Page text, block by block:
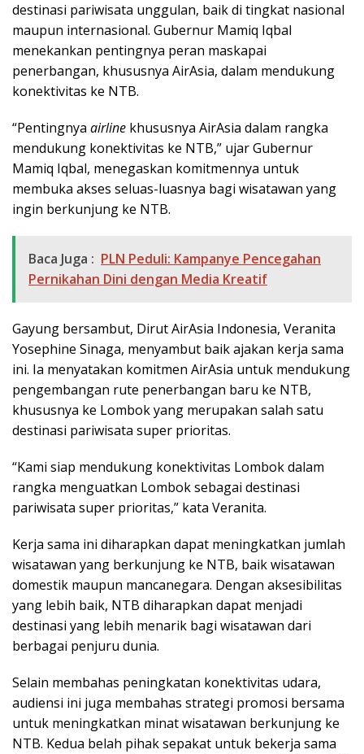
destinasi pariwisata unggulan, baik di tingkat nasional
maupun internasional. Gubernur Mamiq Iqbal
menekankan pentingnya peran maskapai
penerbangan, khususnya AirAsia, dalam mendukung
konektivitas ke NTB.
“Pentingnya airline khususnya AirAsia dalam rangka
mendukung konektivitas ke NTB,” ujar Gubernur
Mamiq Iqbal, menegaskan komitmennya untuk
membuka akses seluas-luasnya bagi wisatawan yang
ingin berkunjung ke NTB.
Baca Juga : PLN Peduli: Kampanye Pencegahan
Pernikahan Dini dengan Media Kreatif
Gayung bersambut, Dirut AirAsia Indonesia, Veranita
Yosephine Sinaga, menyambut baik ajakan kerja sama
ini. Ia menyatakan komitmen AirAsia untuk mendukung
pengembangan rute penerbangan baru ke NTB,
khususnya ke Lombok yang merupakan salah satu
destinasi pariwisata super prioritas.
“Kami siap mendukung konektivitas Lombok dalam
rangka menguatkan Lombok sebagai destinasi
pariwisata super prioritas,” kata Veranita.
Kerja sama ini diharapkan dapat meningkatkan jumlah
wisatawan yang berkunjung ke NTB, baik wisatawan
domestik maupun mancanegara. Dengan aksesibilitas
yang lebih baik, NTB diharapkan dapat menjadi
destinasi yang lebih menarik bagi wisatawan dari
berbagai penjuru dunia.
Selain membahas peningkatan konektivitas udara,
audiensi ini juga membahas strategi promosi bersama
untuk meningkatkan minat wisatawan berkunjung ke
NTB. Kedua belah pihak sepakat untuk bekerja sama